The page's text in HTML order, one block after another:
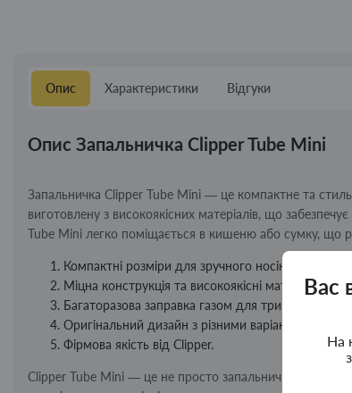
Вас
На
Опис Характеристики Відгуки
Опис Запальничка Clipper Tube Mini
Запальничка Clipper Tube Mini — це компактне та
виготовлену з високоякісних матеріалів, що
Tube Mini легко поміщається в кишеню або сумку, що
Компактні розміри для зручного носіння.
Міцна конструкція та високоякісні матеріали.
Багаторазова заправка газом для тривалого
Оригінальний дизайн з різними варіантами
Фірмова якість від Clipper.
Clipper Tube Mini — це не просто запальничка, а